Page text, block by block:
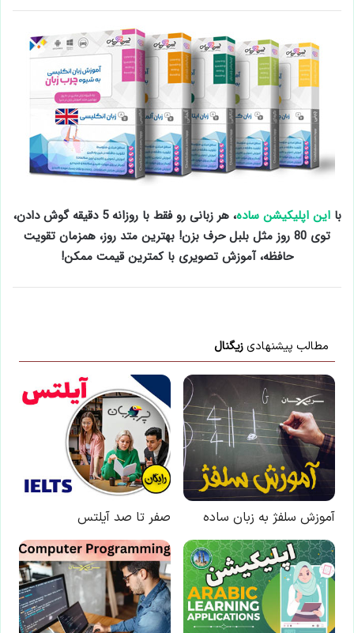
بااین اپلیکیشن ساده
، هر زبانی رو فقط با روزانه 5 دقیقه گوش دادن،
توی 80 روز مثل بلبل حرف بزن! بهترین متد روز، همزمان تقویت
حافظه، آموزش تصویری با کمترین قیمت ممکن!